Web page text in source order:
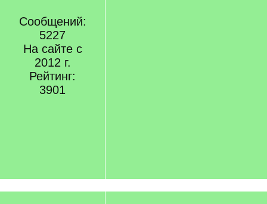
Сообщений:
5227
На сайте с
2012 г.
Рейтинг:
3901